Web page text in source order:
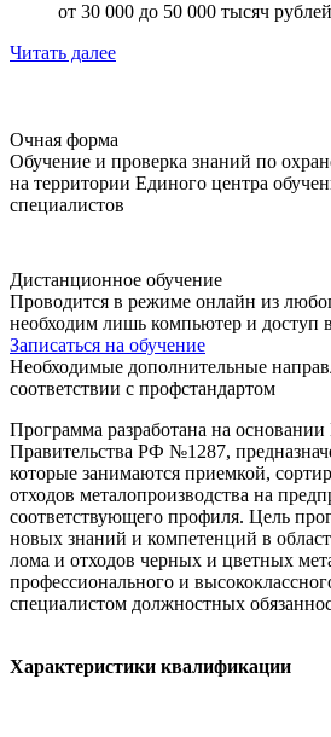
от 30 000 до 50 000 тысяч
Читать далее
Очная форма
Обучение и проверка знаний по
на территории Единого центра
специалистов
Дистанционное обучение
Проводится в режиме онлайн из
необходим лишь компьютер и доступ
Записаться на обучение
Необходимые дополнительные
соответствии с профстандартом
Программа разработана на
Правительства РФ №1287,
которые занимаются приемкой,
отходов металопроизводства на
соответствующего профиля. Цель
новых знаний и компетенций в
лома и отходов черных и цветных
профессионального и
специалистом должностных
Характеристики квалификации